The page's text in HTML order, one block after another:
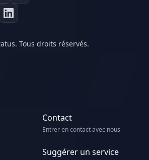
Tous droits réservés.
Contact
Entrer en contact avec nous
Suggérer un service